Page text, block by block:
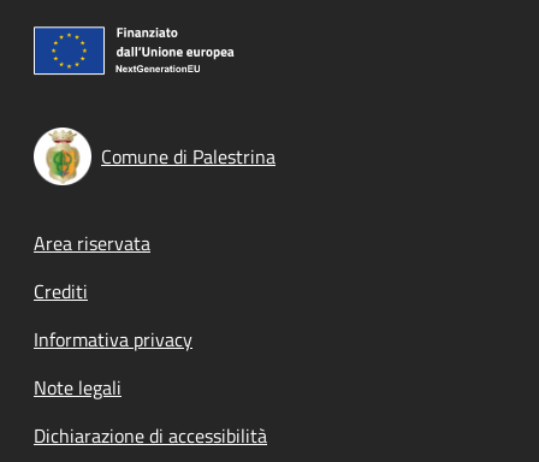
Comune di Palestrina
Footer menu
Area riservata
Crediti
Informativa privacy
Note legali
Dichiarazione di accessibilità